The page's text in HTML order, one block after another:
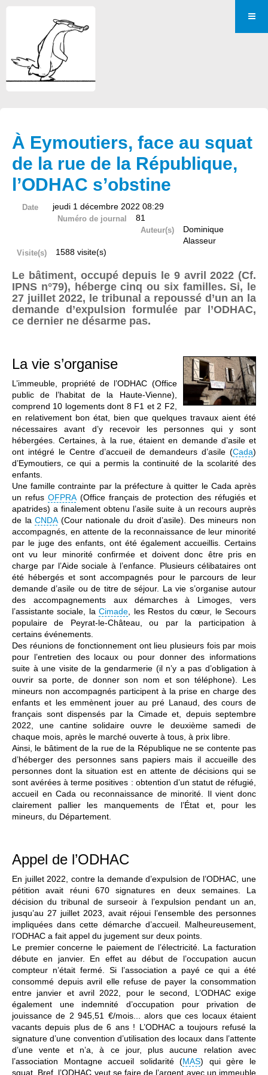
À Eymoutiers, face au squat
de la rue de la République,
l’ODHAC s’obstine
Date jeudi 1 décembre 2022 08:29
Numéro de journal 81
Auteur(s)
Dominique
Alasseur
Visite(s) 1588 visite(s)
Le bâtiment, occupé depuis le 9 avril 2022 (Cf.
IPNS n°79), héberge cinq ou six familles. Si, le
27 juillet 2022, le tribunal a repoussé d’un an la
demande d’expulsion formulée par l’ODHAC,
ce dernier ne désarme pas.
La vie s’organise
L’immeuble, propriété de l’ODHAC (Office
public de l’habitat de la Haute-Vienne),
comprend 10 logements dont 8 F1 et 2 F2,
en relativement bon état, bien que quelques travaux aient été
nécessaires avant d’y recevoir les personnes qui y sont
hébergées. Certaines, à la rue, étaient en demande d’asile et
ont intégré le Centre d’accueil de demandeurs d’asile (Cada)
d’Eymoutiers, ce qui a permis la continuité de la scolarité des
enfants.
Une famille contrainte par la préfecture à quitter le Cada après
un refusOFPRA(Office français de protection des réfugiés et
apatrides) a finalement obtenu l’asile suite à un recours auprès
de laCNDA(Cour nationale du droit d’asile). Des mineurs non
accompagnés, en attente de la reconnaissance de leur minorité
par le juge des enfants, ont été également accueillis. Certains
ont vu leur minorité confirmée et doivent donc être pris en
charge par l’Aide sociale à l’enfance. Plusieurs célibataires ont
été hébergés et sont accompagnés pour le parcours de leur
demande d’asile ou de titre de séjour. La vie s’organise autour
des accompagnements aux démarches à Limoges, vers
l’assistante sociale, laCimade , les Restos du cœur, le Secours
populaire de Peyrat-le-Château, ou par la participation à
certains événements.
Des réunions de fonctionnement ont lieu plusieurs fois par mois
pour l’entretien des locaux ou pour donner des informations
suite à une visite de la gendarmerie (il n’y a pas d’obligation à
ouvrir sa porte, de donner son nom et son téléphone). Les
mineurs non accompagnés participent à la prise en charge des
enfants et les emmènent jouer au pré Lanaud, des cours de
français sont dispensés par la Cimade et, depuis septembre
2022, une cantine solidaire ouvre le deuxième samedi de
chaque mois, après le marché ouverte à tous, à prix libre.
Ainsi, le bâtiment de la rue de la République ne se contente pas
d’héberger des personnes sans papiers mais il accueille des
personnes dont la situation est en attente de décisions qui se
sont avérées à terme positives : obtention d’un statut de réfugié,
accueil en Cada ou reconnaissance de minorité. Il vient donc
clairement pallier les manquements de l’État et, pour les
mineurs, du Département.
Appel de l’ODHAC
En juillet 2022, contre la demande d’expulsion de l’ODHAC, une
pétition avait réuni 670 signatures en deux semaines. La
décision du tribunal de surseoir à l’expulsion pendant un an,
jusqu’au 27 juillet 2023, avait réjoui l’ensemble des personnes
impliquées dans cette démarche d’accueil. Malheureusement,
l’ODHAC a fait appel du jugement sur deux points.
Le premier concerne le paiement de l’électricité. La facturation
débute en janvier. En effet au début de l’occupation aucun
compteur n’était fermé. Si l’association a payé ce qui a été
consommé depuis avril elle refuse de payer la consommation
entre janvier et avril 2022, pour le second, L’ODHAC exige
également une indemnité d’occupation pour privation de
jouissance de 2 945,51 €/mois... alors que ces locaux étaient
vacants depuis plus de 6 ans ! L’ODHAC a toujours refusé la
signature d’une convention d’utilisation des locaux dans l’attente
d’une vente et n’a, à ce jour, plus aucune relation avec
l’association Montagne accueil solidarité (MAS) qui gère le
squat. Bref, l’ODHAC veut se faire de l’argent avec un immeuble